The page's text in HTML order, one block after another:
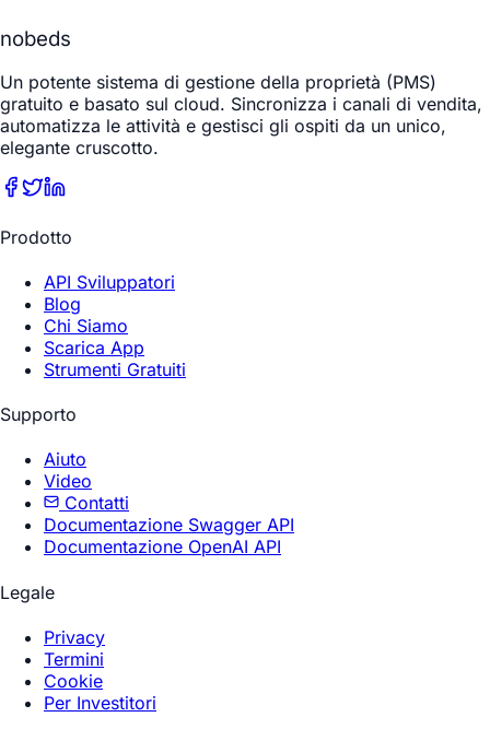
nobeds
Un potente sistema di gestione della proprietà (PMS)
gratuito e basato sul cloud. Sincronizza i canali di vendita,
automatizza le attività e gestisci gli ospiti da un unico,
elegante cruscotto.
Prodotto
API Sviluppatori
Blog
Chi Siamo
Scarica App
Strumenti Gratuiti
Supporto
Aiuto
Video
Contatti
Documentazione Swagger API
Documentazione OpenAI API
Legale
Privacy
Termini
Cookie
Per Investitori